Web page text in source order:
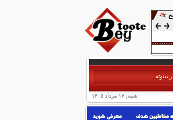
شنبه, ۱۷ مرداد ۱۴۰۵